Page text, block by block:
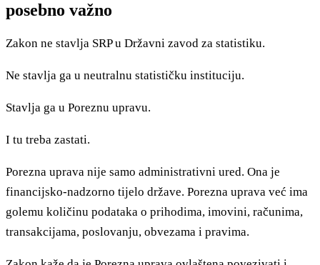
posebno važno
Zakon ne stavlja SRP u Državni zavod za statistiku.
Ne stavlja ga u neutralnu statističku instituciju.
Stavlja ga u Poreznu upravu.
I tu treba zastati.
Porezna uprava nije samo administrativni ured. Ona je
financijsko-nadzorno tijelo države. Porezna uprava već ima
golemu količinu podataka o prihodima, imovini, računima,
transakcijama, poslovanju, obvezama i pravima.